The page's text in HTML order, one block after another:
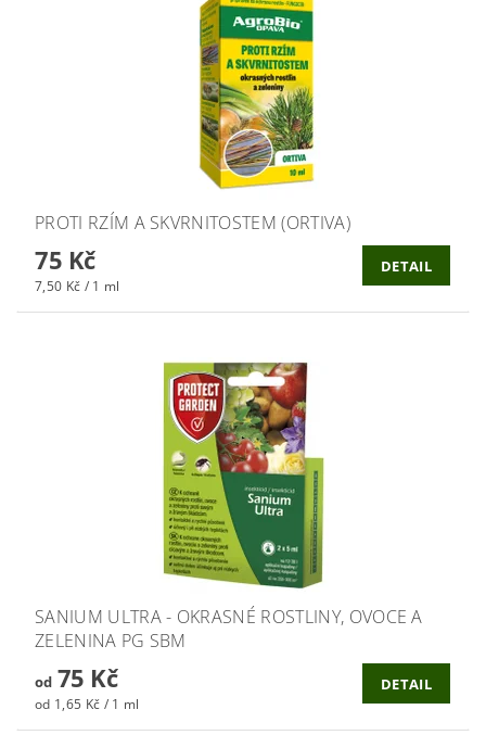
PROTI RZÍM A SKVRNITOSTEM (ORTIVA)
75 Kč
7,50 Kč / 1 ml
DETAIL
SANIUM ULTRA - OKRASNÉ ROSTLINY, OVOCE A
ZELENINA PG SBM
od75 Kč
od 1,65 Kč / 1 ml
DETAIL